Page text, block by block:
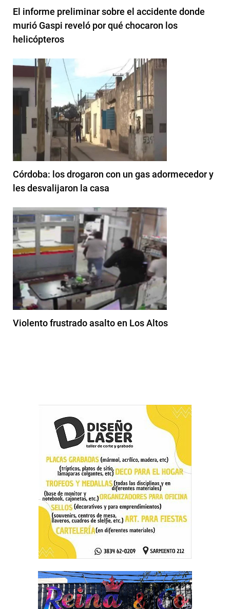
El informe preliminar sobre el accidente donde
murió Gaspi reveló por qué chocaron los
helicópteros
Córdoba: los drogaron con un gas adormecedor y
les desvalijaron la casa
Violento frustrado asalto en Los Altos